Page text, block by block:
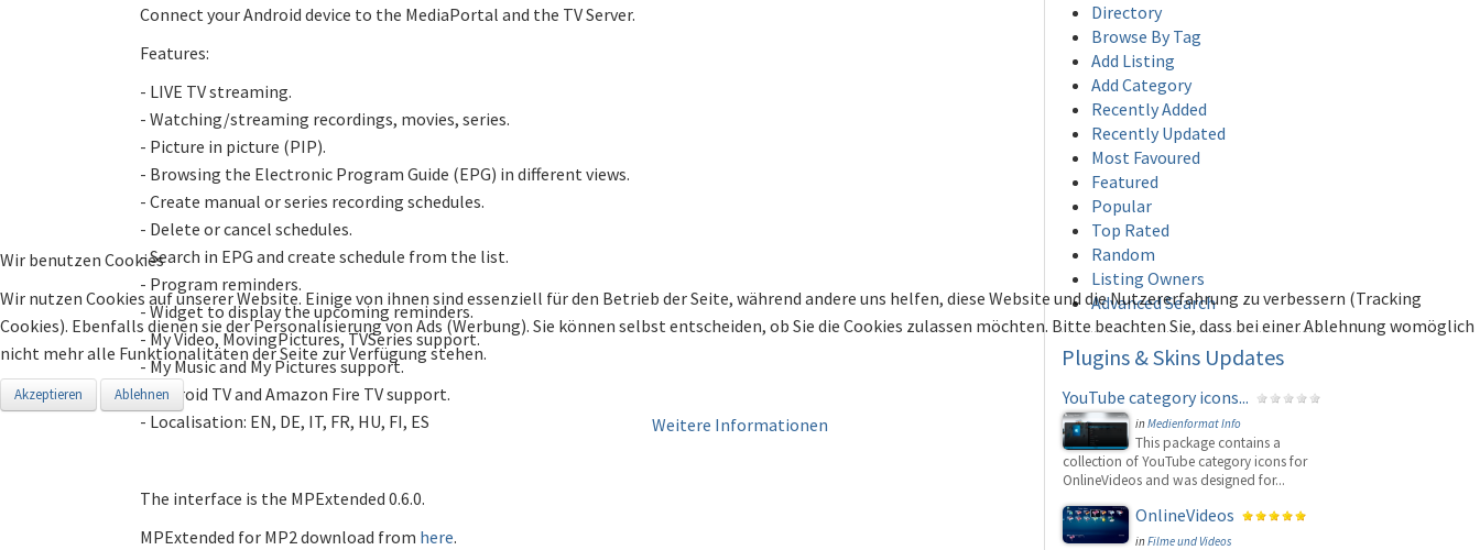
Connect your Android device to the MediaPortal and the TV Server.
Features:
- LIVE TV streaming.
- Watching/streaming recordings, movies, series.
- Picture in picture (PIP).
- Browsing the Electronic Program Guide (EPG) in different views.
- Create manual or series recording schedules.
- Delete or cancel schedules.
- Search in EPG and create schedule from the list.
- Program reminders.
- Widget to display the upcoming reminders.
- My Video, MovingPictures, TVSeries support.
- My Music and My Pictures support.
- Android TV and Amazon Fire TV support.
- Localisation: EN, DE, IT, FR, HU, FI, ES
The interface is the MPExtended 0.6.0.
MPExtended for MP2 download from here.
Directory
Browse By Tag
Add Listing
Add Category
Recently Added
Recently Updated
Most Favoured
Featured
Popular
Top Rated
Random
Listing Owners
Advanced Search
Plugins & Skins Updates
YouTube category icons...
inMedienformat Info
This package contains a
collection of YouTube category icons for
OnlineVideos and was designed for...
OnlineVideos
inFilme und Videos
Wir benutzen Cookies
Wir nutzen Cookies auf unserer Website. Einige von ihnen sind essenziell für den Betrieb der Seite, während andere uns helfen, diese Website und die Nutzererfahrung zu verbessern (Tracking
Cookies). Ebenfalls dienen sie der Personalisierung von Ads (Werbung). Sie können selbst entscheiden, ob Sie die Cookies zulassen möchten. Bitte beachten Sie, dass bei einer Ablehnung womöglich
nicht mehr alle Funktionalitäten der Seite zur Verfügung stehen.
Akzeptieren Ablehnen
Weitere Informationen